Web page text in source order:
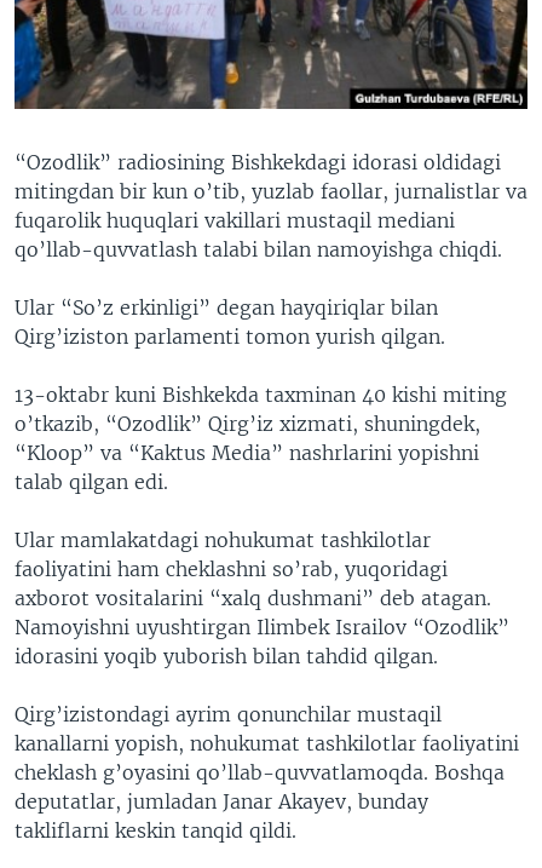
VIDEO
XABARLAR SURATLARDA
ODNOKLASSNIKI
TELEGRAM
TWITTER
SOUNDCLOUD
VOA
“Ozodlik” radiosining Bishkekdagi idorasi oldidagi
mitingdan bir kun o’tib, yuzlab faollar, jurnalistlar va
fuqarolik huquqlari vakillari mustaqil mediani
qo’llab-quvvatlash talabi bilan namoyishga chiqdi.
Ular “So’z erkinligi” degan hayqiriqlar bilan
Qirg’iziston parlamenti tomon yurish qilgan.
13-oktabr kuni Bishkekda taxminan 40 kishi miting
o’tkazib, “Ozodlik” Qirg’iz xizmati, shuningdek,
“Kloop” va “Kaktus Media” nashrlarini yopishni
talab qilgan edi.
Ular mamlakatdagi nohukumat tashkilotlar
faoliyatini ham cheklashni so’rab, yuqoridagi
axborot vositalarini “xalq dushmani” deb atagan.
Namoyishni uyushtirgan Ilimbek Israilov “Ozodlik”
idorasini yoqib yuborish bilan tahdid qilgan.
Qirg’izistondagi ayrim qonunchilar mustaqil
kanallarni yopish, nohukumat tashkilotlar faoliyatini
cheklash g’oyasini qo’llab-quvvatlamoqda. Boshqa
deputatlar, jumladan Janar Akayev, bunday
takliflarni keskin tanqid qildi.